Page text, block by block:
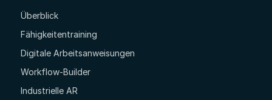
Überblick
Fähigkeitentraining
Digitale Arbeitsanweisungen
Workflow-Builder
Industrielle AR